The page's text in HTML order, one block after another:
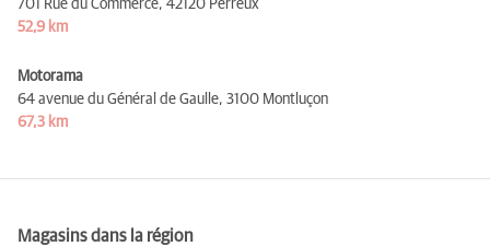
701 Rue du Commerce, 42120 Perreux
52,9 km
Motorama
64 avenue du Général de Gaulle, 3100 Montluçon
67,3 km
Magasins dans la région